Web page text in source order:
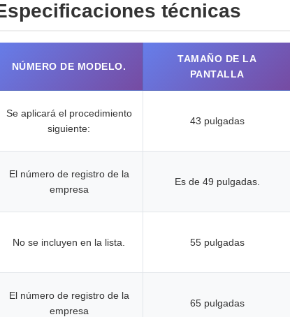
técnicas
NÚMERO DE MODELO.
TAMAÑO DE LA
PANTALLA
Se aplicará el procedimiento
siguiente:
43 pulgadas
El número de registro de la
empresa
Es de 49 pulgadas.
No se incluyen en la lista. 55 pulgadas
El número de registro de la
empresa
65 pulgadas